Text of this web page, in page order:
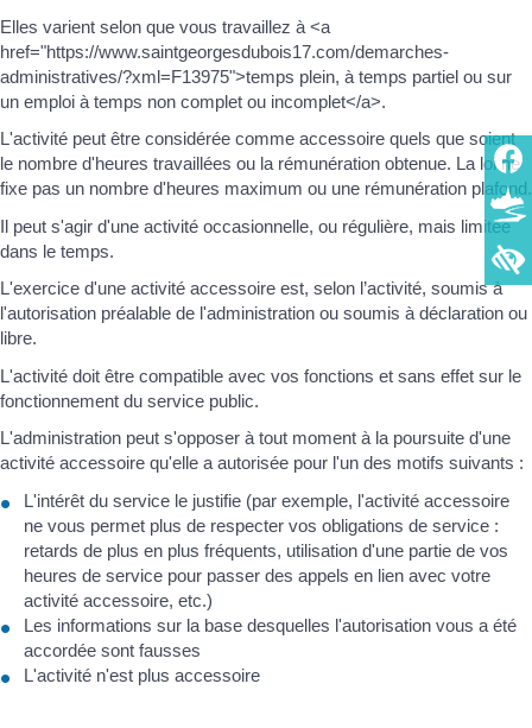
Elles varient selon que vous travaillez à <a
href="https://www.saintgeorgesdubois17.com/demarches-
administratives/?xml=F13975">temps plein, à temps partiel ou sur
un emploi à temps non complet ou incomplet</a>.
L'activité peut être considérée comme accessoire quels que soient
le nombre d'heures travaillées ou la rémunération obtenue. La loi ne
fixe pas un nombre d'heures maximum ou une rémunération plafond.
Il peut s'agir d'une activité occasionnelle, ou régulière, mais limitée
dans le temps.
L'exercice d'une activité accessoire est, selon l’activité, soumis à
l'autorisation préalable de l'administration ou soumis à déclaration ou
libre.
L'activité doit être compatible avec vos fonctions et sans effet sur le
fonctionnement du service public.
L'administration peut s'opposer à tout moment à la poursuite d'une
activité accessoire qu'elle a autorisée pour l'un des motifs suivants :
L'intérêt du service le justifie (par exemple, l'activité accessoire
ne vous permet plus de respecter vos obligations de service :
retards de plus en plus fréquents, utilisation d'une partie de vos
heures de service pour passer des appels en lien avec votre
activité accessoire, etc.)
Les informations sur la base desquelles l'autorisation vous a été
accordée sont fausses
L'activité n'est plus accessoire